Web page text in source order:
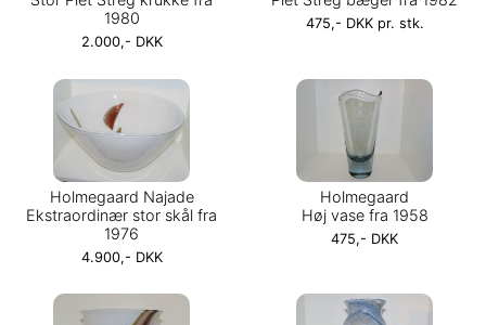
1980
2.000,- DKK
475,- DKK pr. stk.
Holmegaard Najade
Ekstraordinær stor skål fra
1976
4.900,- DKK
Holmegaard
Høj vase fra 1958
475,- DKK